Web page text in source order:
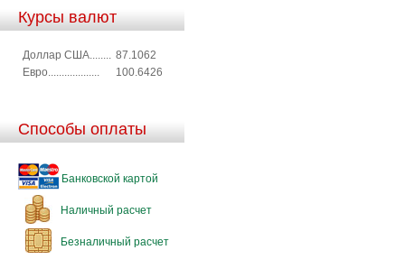
Курсы валют
Доллар США........ 87.1062
Евро...................
100.6426
Способы оплаты
Банковской картой
Наличный расчет
Безналичный расчет